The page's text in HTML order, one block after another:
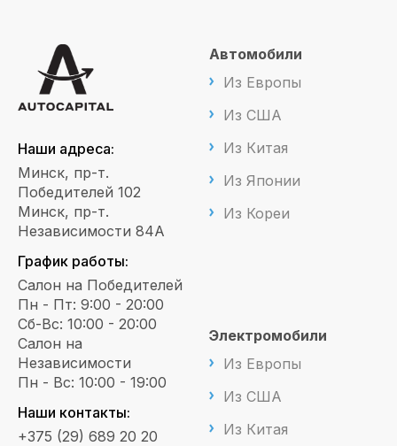
Наши адреса:
Минск, пр-т.
Победителей 102
Минск, пр-т.
Независимости 84А
График работы:
Салон на Победителей
Пн - Пт: 9:00 - 20:00
Сб-Вс: 10:00 - 20:00
Салон на
Независимости
Пн - Вс: 10:00 - 19:00
Наши контакты:
+375 (29) 689 20 20
Автомобили
Из Европы
Из США
Из Китая
Из Японии
Из Кореи
Электромобили
Из Европы
Из США
Из Китая